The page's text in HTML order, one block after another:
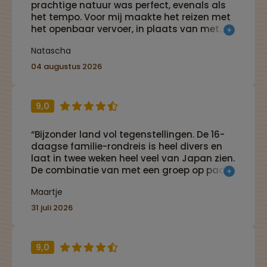
prachtige natuur was perfect, evenals als
het tempo. Voor mij maakte het reizen met
het openbaar vervoer, in plaats van met
Het gaf een gevoel van vrijheid en avontuur,
terwijl de reis dankzij de uitstekende
zelfstandigheid, comfort en een goed
georganiseerde reis. Zeker een aanrader
avontuurlijke manier wil reizen!”
Natascha
04 augustus 2026
9,0
“Bijzonder land vol tegenstellingen. De 16-
daagse familie-rondreis is heel divers en
laat in twee weken heel veel van Japan zien.
De combinatie van met een groep op pad
fijn.”
Maartje
31 juli 2026
9,0